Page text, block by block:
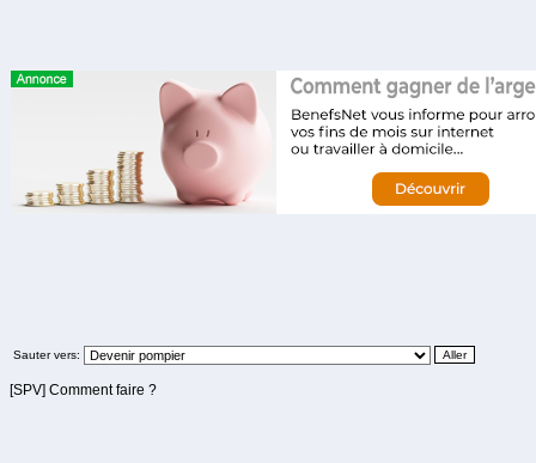
Sauter vers:
[SPV] Comment faire ?